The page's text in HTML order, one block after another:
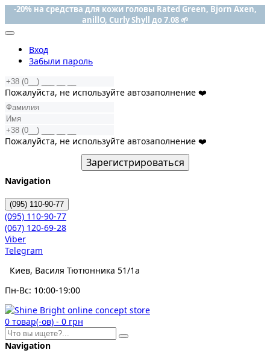
-20% на средства для кожи головы Rated Green, Bjorn Axen,
anillO, Curly Shyll до 7.08 🌱
Вход
Забыли пароль
Пожалуйста, не используйте автозаполнение ❤️
Пожалуйста, не используйте автозаполнение ❤️
Зарегистрироваться
Navigation
(095) 110-90-77
(095) 110-90-77
(067) 120-69-28
Viber
Telegram
Киев, Василя Тютюнника 51/1а
Пн-Вс: 10:00-19:00
0 товар(-ов) - 0 грн
Navigation